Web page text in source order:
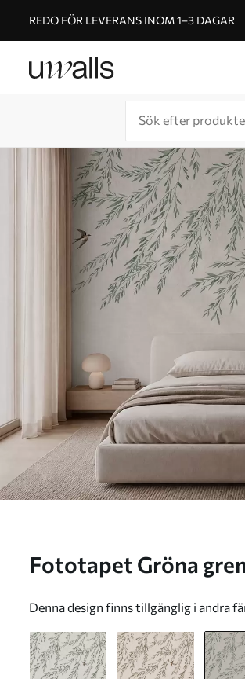
REDO FÖR LEVERANS INOM 1–3 DAGAR
Fototapet Gröna grenar och svalor mot ljus bakgrund Nr.
Denna design finns tillgänglig i andra